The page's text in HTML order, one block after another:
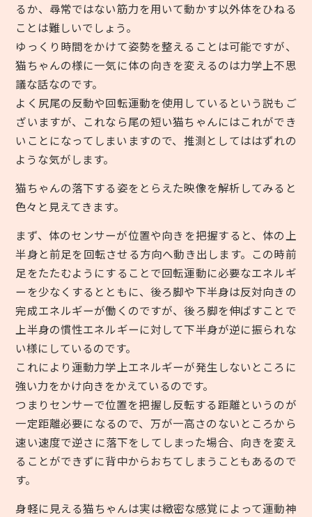
るか、尋常ではない筋力を用いて動かす以外体をひねる
ことは難しいでしょう。
ゆっくり時間をかけて姿勢を整えることは可能ですが、
猫ちゃんの様に一気に体の向きを変えるのは力学上不思
議な話なのです。
よく尻尾の反動や回転運動を使用しているという説もご
ざいますが、これなら尾の短い猫ちゃんにはこれができ
いことになってしまいますので、推測としてははずれの
ような気がします。
猫ちゃんの落下する姿をとらえた映像を解析してみると
色々と見えてきます。
まず、体のセンサーが位置や向きを把握すると、体の上
半身と前足を回転させる方向へ動き出します。この時前
足をたたむようにすることで回転運動に必要なエネルギ
ーを少なくするとともに、後ろ脚や下半身は反対向きの
完成エネルギーが働くのですが、後ろ脚を伸ばすことで
上半身の慣性エネルギーに対して下半身が逆に振られな
い様にしているのです。
これにより運動力学上エネルギーが発生しないところに
強い力をかけ向きをかえているのです。
つまりセンサーで位置を把握し反転する距離というのが
一定距離必要になるので、万が一高さのないところから
速い速度で逆さに落下をしてしまった場合、向きを変え
ることができずに背中からおちてしまうこともあるので
す。
身軽に見える猫ちゃんは実は緻密な感覚によって運動神